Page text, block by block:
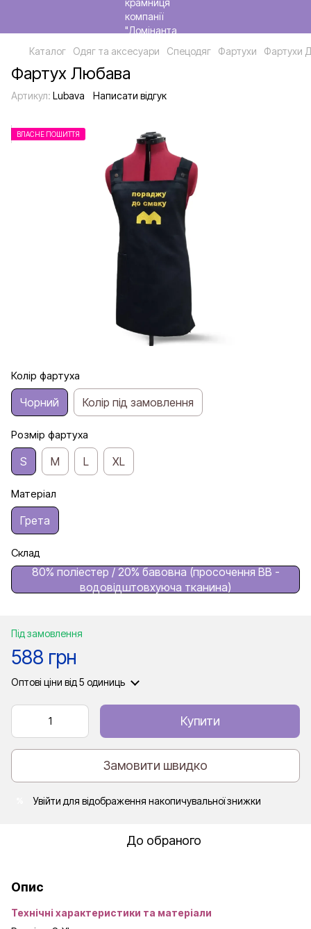
Каталог Одяг та аксесуари Спецодяг Фартухи Фартухи
Фартух Любава
Артикул: Lubava Написати відгук
ВЛАСНЕ ПОШИТТЯ
Колір фартуха
Чорний Колір під замовлення
Розмір фартуха
S M L XL
Матеріал
Грета
Склад
80% поліестер / 20% бавовна (просочення ВВ -
водовідштовхуюча тканина)
Під замовлення
588 грн
Оптові ціни від 5 одиниць
Купити
Замовити швидко
Увійти для відображення накопичувальної знижки
До обраного
Опис
Технічні характеристики та матеріали